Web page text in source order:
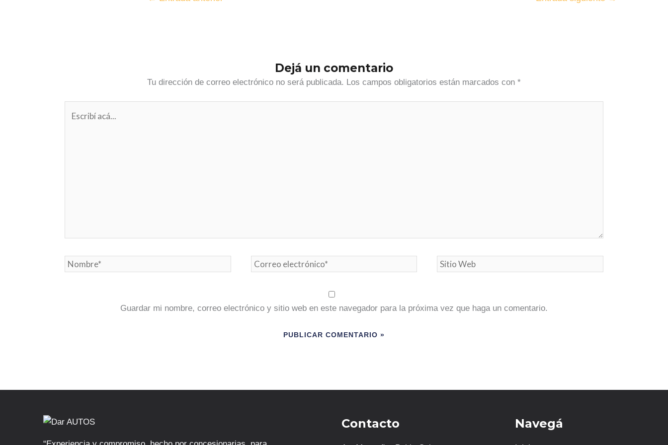
Dejá un comentario
Tu dirección de correo electrónico no será publicada. Los campos obligatorios están marcados con *
acá...
Nombre*
Correo
Sitio
Guardar mi nombre, correo electrónico y sitio web en este navegador para la próxima vez que haga un comentario.
Contacto Navegá